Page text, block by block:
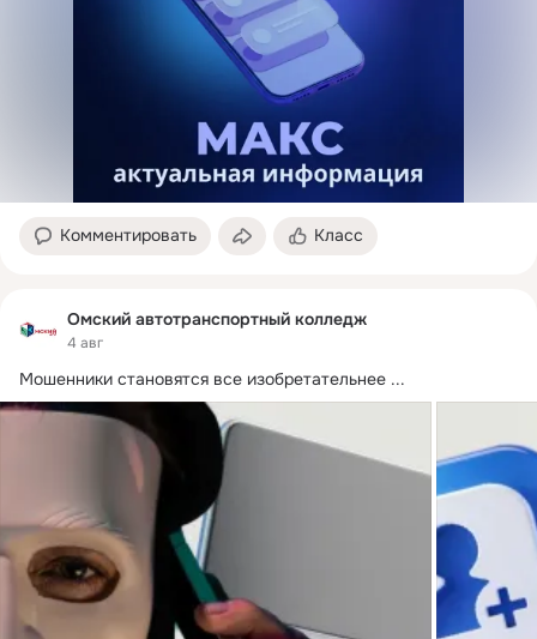
Комментировать Класс
Омский автотранспортный колледж
4 авг
Мошенники становятся все изобретательнее ...